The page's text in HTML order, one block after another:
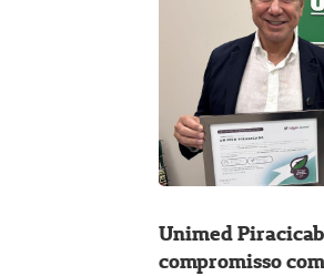
Unimed
compromisso